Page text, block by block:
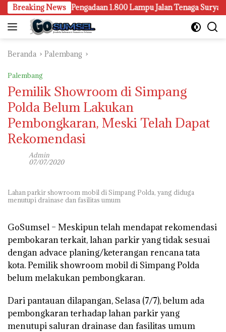
Langsung
ke
konten
Breaking News
Juga Selidiki Pengadaan 1.800 Lampu Jalan Tenaga Surya
Beranda Palembang
Palembang
Pemilik Showroom di Simpang
Polda Belum Lakukan
Pembongkaran, Meski Telah Dapat
Rekomendasi
Admin
07/07/2020
Lahan parkir showroom mobil di Simpang Polda, yang diduga
menutupi drainase dan fasilitas umum
GoSumsel – Meskipun telah mendapat rekomendasi
pembokaran terkait, lahan parkir yang tidak sesuai
dengan advace planing/keterangan rencana tata
kota. Pemilik showroom mobil di Simpang Polda
belum melakukan pembongkaran.
Dari pantauan dilapangan, Selasa (7/7), belum ada
pembongkaran terhadap lahan parkir yang
menutupi saluran drainase dan fasilitas umum